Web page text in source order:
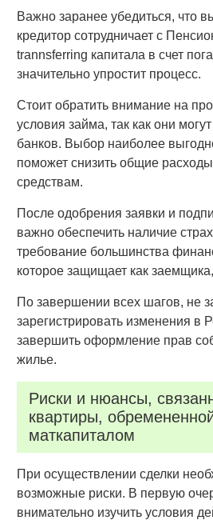
Важно заранее убедиться, что
кредитор сотрудничает с
trannsferring капитала в счет
значительно упростит процесс.
Стоит обратить внимание на
условия займа, так как они
банков. Выбор наиболее
поможет снизить общие
средствам.
После одобрения заявки и
важно обеспечить наличие
требование большинства
которое защищает как
По завершении всех шагов, не
зарегистрировать изменения в
завершить оформление прав
жилье.
Риски и нюансы,
квартиры,
маткапиталом
При осуществлении сделки
возможные риски. В первую
внимательно изучить условия